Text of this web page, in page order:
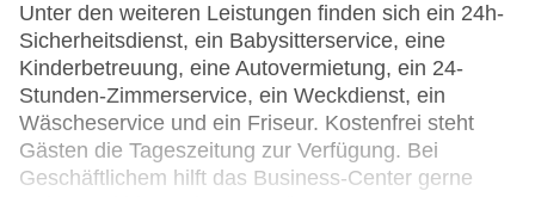
Unter den weiteren Leistungen finden sich ein 24h-
Sicherheitsdienst, ein Babysitterservice, eine
Kinderbetreuung, eine Autovermietung, ein 24-
Stunden-Zimmerservice, ein Weckdienst, ein
Wäscheservice und ein Friseur. Kostenfrei steht
Gästen die Tageszeitung zur Verfügung. Bei
Geschäftlichem hilft das Business-Center gerne